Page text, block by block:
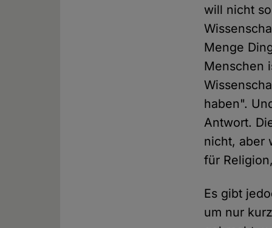
will nicht
Menge
Menschen
haben".
Antwort.
nicht, aber
für
Es gibt
um nur